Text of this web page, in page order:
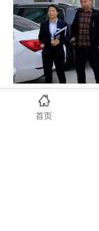
嘉
首页